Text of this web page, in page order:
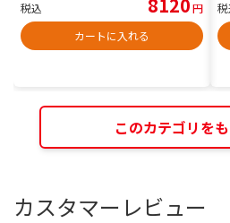
税込
円
カートに入れる
このカテゴリを
カスタマーレビュー